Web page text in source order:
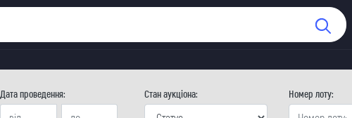
Дата проведення: Стан аукцiона: Номер лоту: